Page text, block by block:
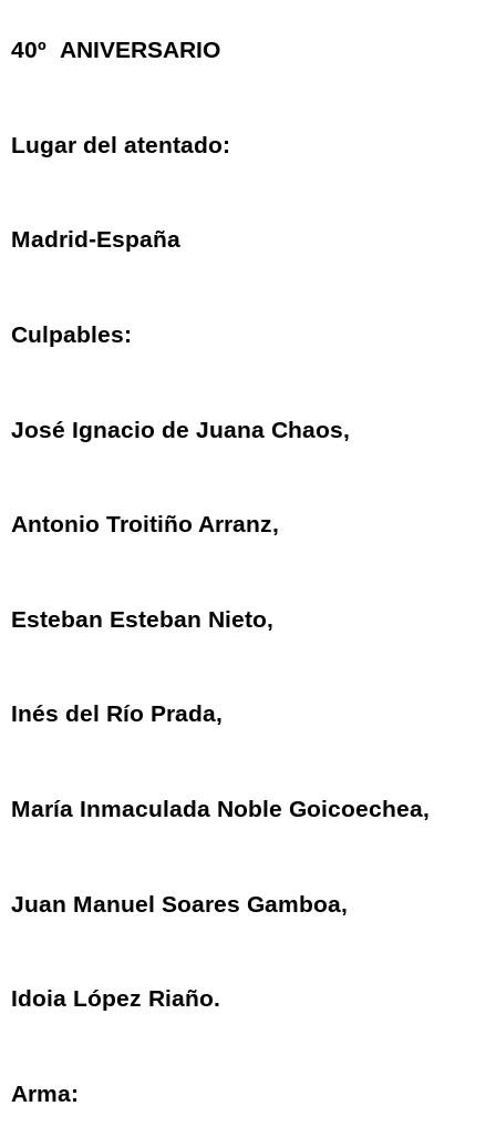
40º ANIVERSARIO
Lugar del atentado:
Madrid-España
Culpables:
José Ignacio de Juana Chaos,
Antonio Troitiño Arranz,
Esteban Esteban Nieto,
Inés del Río Prada,
María Inmaculada Noble Goicoechea,
Juan Manuel Soares Gamboa,
Idoia López Riaño.
Arma: